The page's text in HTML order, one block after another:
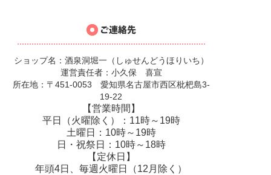
ショップ名：酒泉洞堀一（しゅせんどうほりいち）
運営責任者：小久保 喜宣
所在地：〒451-0053 愛知県名古屋市西区枇杷島3-
19-22
【営業時間】
平日（火曜除く）：11時～19時
土曜日：10時～19時
日・祝祭日：10時～18時
【定休日】
年頭4日、毎週火曜日（12月除く）